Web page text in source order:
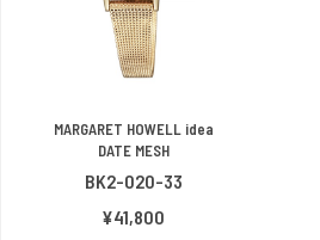
MARGARET HOWELL idea
DATE MESH
BK2-020-33
¥41,800